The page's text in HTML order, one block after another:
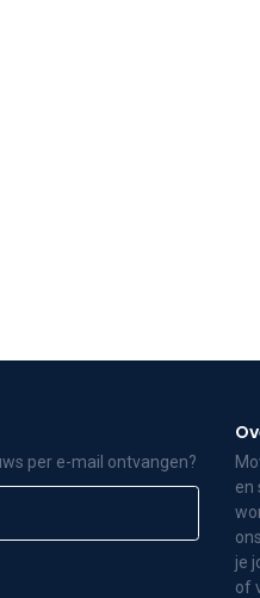
per e-mail ontvangen?
en
je
of